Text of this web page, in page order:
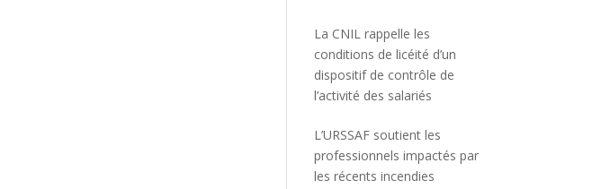
La CNIL rappelle les
conditions de licéité d’un
dispositif de contrôle de
l’activité des salariés
L’URSSAF soutient les
professionnels impactés par
les récents incendies